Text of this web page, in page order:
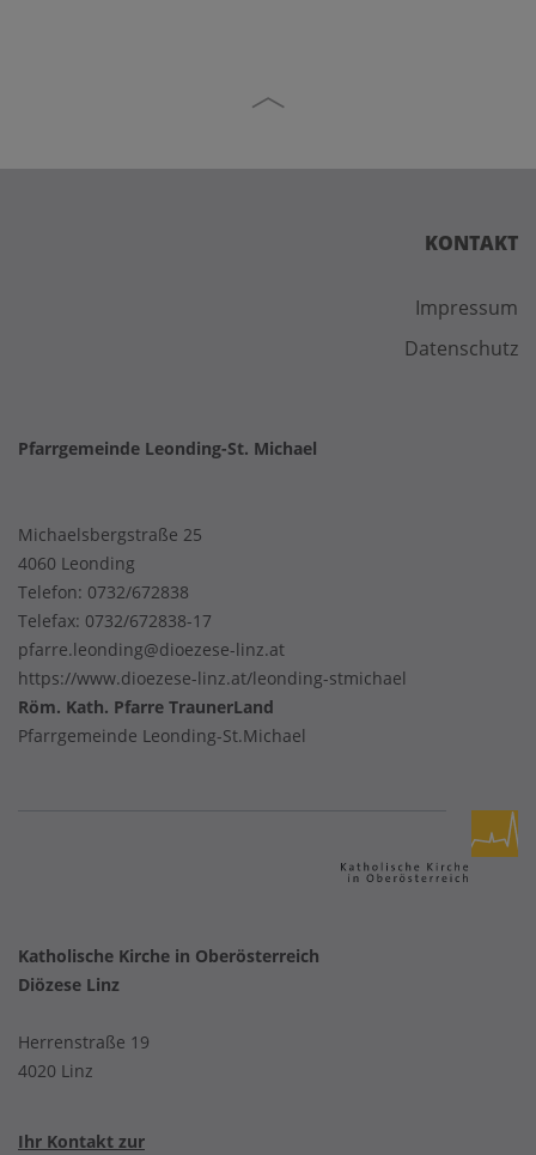
KONTAKT
Impressum
Datenschutz
Pfarrgemeinde Leonding-St. Michael
Michaelsbergstraße 25
4060 Leonding
Telefon: 0732/672838
Telefax: 0732/672838-17
pfarre.leonding@dioezese-linz.at
https://www.dioezese-linz.at/leonding-stmichael
Röm. Kath. Pfarre TraunerLand
Pfarrgemeinde Leonding-St.Michael
Katholische Kirche in Oberösterreich
Diözese Linz
Herrenstraße 19
4020 Linz
Ihr Kontakt zur